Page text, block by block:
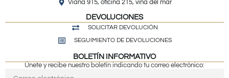
Viana 915, oficina 215, viña del mar
DEVOLUCIONES
SOLICITAR DEVOLUCIÓN
SEGUIMIENTO DE DEVOLUCIONES
BOLETÍN INFORMATIVO
Únete y recibe nuestro boletín indicando tu correo electrónico: